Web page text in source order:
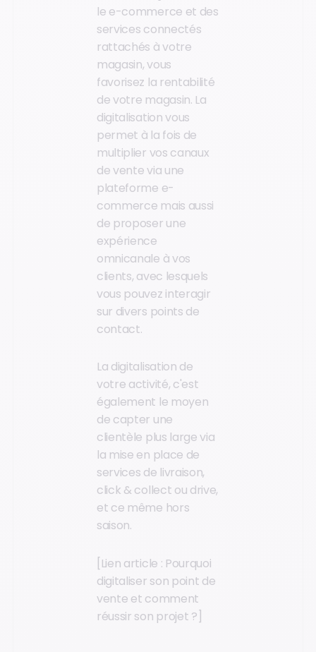
le e-commerce et des
services connectés
rattachés à votre
magasin, vous
favorisez la rentabilité
de votre magasin. La
digitalisation vous
permet à la fois de
multiplier vos canaux
de vente via une
plateforme e-
commerce mais aussi
de proposer une
expérience
omnicanale à vos
clients, avec lesquels
vous pouvez interagir
sur divers points de
contact.
La digitalisation de
votre activité, c'est
également le moyen
de capter une
clientèle plus large via
la mise en place de
services de livraison,
click & collect ou drive,
et ce même hors
saison.
[Lien article : Pourquoi
digitaliser son point de
vente et comment
réussir son projet ?]